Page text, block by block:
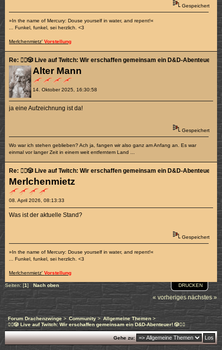
Gespeichert
»In the name of Mercury: Douse yourself in water, and repent!«
... Funkel, funkel, sei herzlich. <3
Merlchenmietz'Vorstellung
Alter Mann
14. Oktober 2025, 16:30:58
Re: 🧙‍♂️🎲 Live auf Twitch: Wir erschaffen gemeinsam ein D&D-Abenteuer!
ja eine Aufzeichnung ist da!
Gespeichert
Wo war ich stehen geblieben? Ach ja, fangen wir also ganz am Anfang an. Es war
einmal vor langer Zeit in einem weit entferntem Land ...
Merlchenmietz
08. April 2026, 08:13:33
Re: 🧙‍♂️🎲 Live auf Twitch: Wir erschaffen gemeinsam ein D&D-Abenteuer!
Was ist der aktuelle Stand?
Gespeichert
»In the name of Mercury: Douse yourself in water, and repent!«
... Funkel, funkel, sei herzlich. <3
Merlchenmietz'Vorstellung
DRUCKEN
Seiten: [1] Nach oben
« vorheriges nächstes »
Forum Drachenzwinge> Community> Allgemeine Themen>
🧙‍♂️🎲 Live auf Twitch: Wir erschaffen gemeinsam ein D&D-Abenteuer! 🎲🧛‍♀️
Gehe zu: